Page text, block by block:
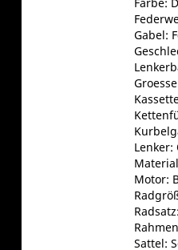
Gabel:
Lenker:
Motor:
Sattel: